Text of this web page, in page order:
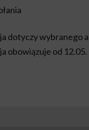
dotyczy wybranego
obowiązuje od 12.05.